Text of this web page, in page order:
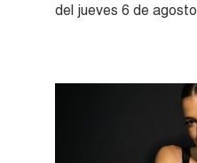
del jueves 6 de agosto